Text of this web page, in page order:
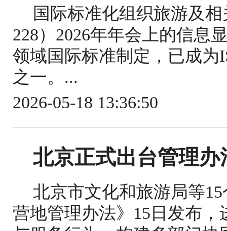
国际标准化组织旅游及
228）2026年年会上的信息
领域国际标准制定，已成为
之一。...
2026-05-18 13:36:50
北京正式出台管理
北京市文化和旅游局等
营地管理办法》15日发布